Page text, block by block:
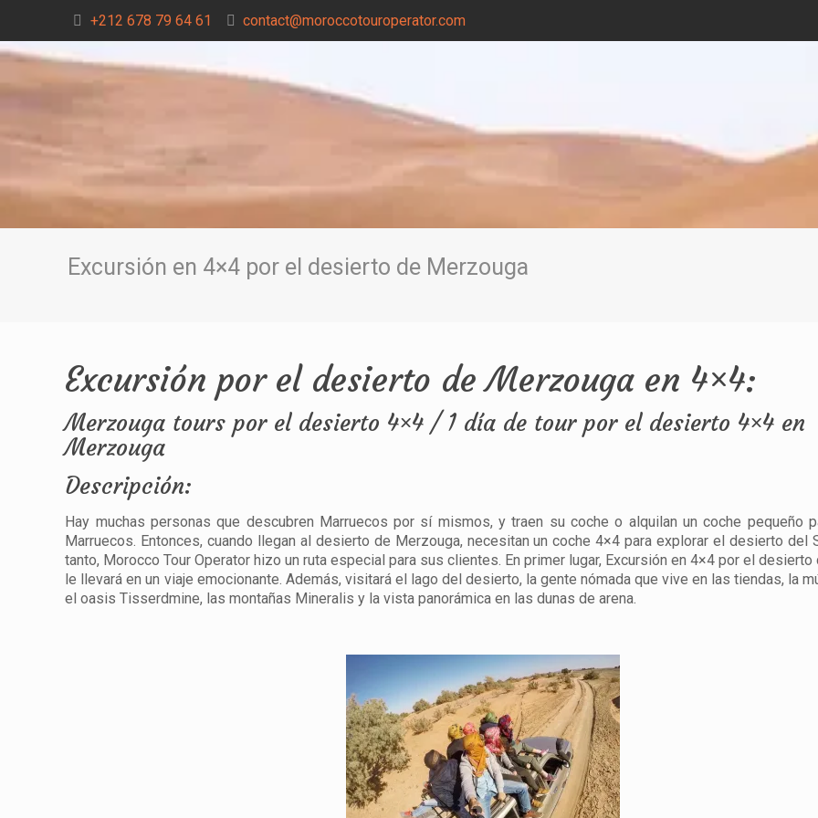
+212 678 79 64 61 contact@moroccotouroperator.com
Excursión en 4×4 por el desierto de Merzouga
Excursión por el desierto de Merzouga en 4×4:
Merzouga tours por el desierto 4×4 / 1 día de tour por el desierto 4×4 en
Merzouga
Descripción:
Hay muchas personas que descubren Marruecos por sí mismos, y traen su coche o alquilan un coche pequeño
Marruecos. Entonces, cuando llegan al desierto de Merzouga, necesitan un coche 4×4 para explorar el desierto del
tanto, Morocco Tour Operator hizo un ruta especial para sus clientes. En primer lugar, Excursión en 4×4 por el
le llevará en un viaje emocionante. Además, visitará el lago del desierto, la gente nómada que vive en las tiendas, la
el oasis Tisserdmine, las montañas Mineralis y la vista panorámica en las dunas de arena.